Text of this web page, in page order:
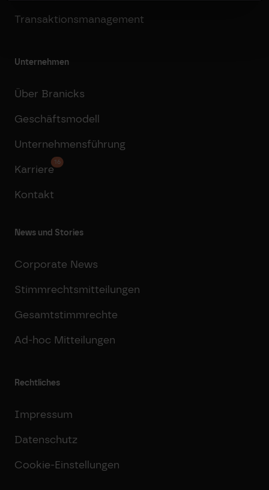
Transaktionsmanagement
Unternehmen
Über Branicks
Geschäftsmodell
Unternehmensführung
Karriere
16
Kontakt
News und Stories
Corporate News
Stimmrechtsmitteilungen
Gesamtstimmrechte
Ad-hoc Mitteilungen
Rechtliches
Impressum
Datenschutz
Cookie-Einstellungen